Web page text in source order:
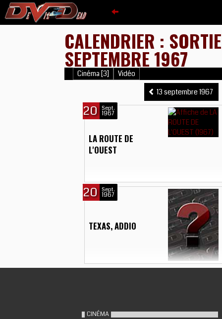
CALENDRIER :
SEPTEMBRE 1967
Cinéma [3] Vidéo
13 septembre 1967
20 Sept.
1967
LA ROUTE DE
L'OUEST
20 Sept.
1967
TEXAS, ADDIO
CINÉMA